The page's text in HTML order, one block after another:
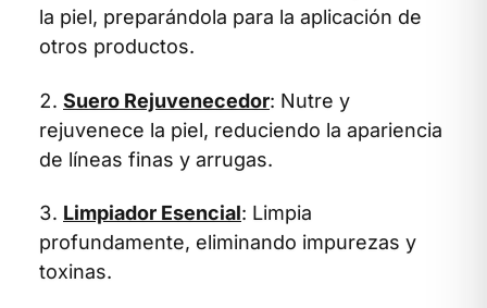
la piel, preparándola para la aplicación de
otros productos.
Suero Rejuvenecedor: Nutre y
rejuvenece la piel, reduciendo la apariencia
de líneas finas y arrugas.
Limpiador Esencial: Limpia
profundamente, eliminando impurezas y
toxinas.